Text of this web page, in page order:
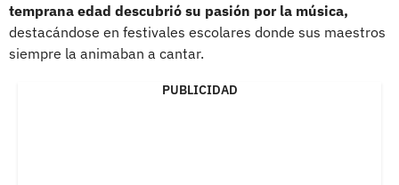
temprana edad descubrió su pasión por la música,
destacándose en festivales escolares donde sus maestros
siempre la animaban a cantar.
PUBLICIDAD